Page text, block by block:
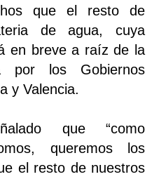
que el resto de
de agua, cuya
en breve a raíz de la
por los Gobiernos
y Valencia.
que “como
queremos los
el resto de nuestros